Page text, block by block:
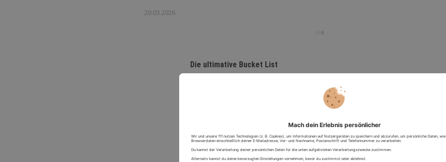
20.03.2026
Die ultimative Bucket List
als materielle Dinge. Eine Bucket List ist mehr als nur eine Sammlung "Dingen,
die man gerne mal tun würde" – sie hilft dabei, die wirklich wichtigen Dinge